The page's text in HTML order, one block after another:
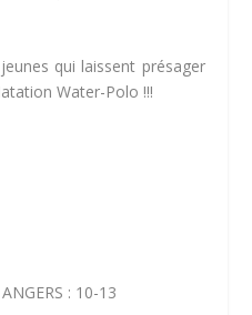
qui laissent présager
Water-Polo !!!
: 10-13